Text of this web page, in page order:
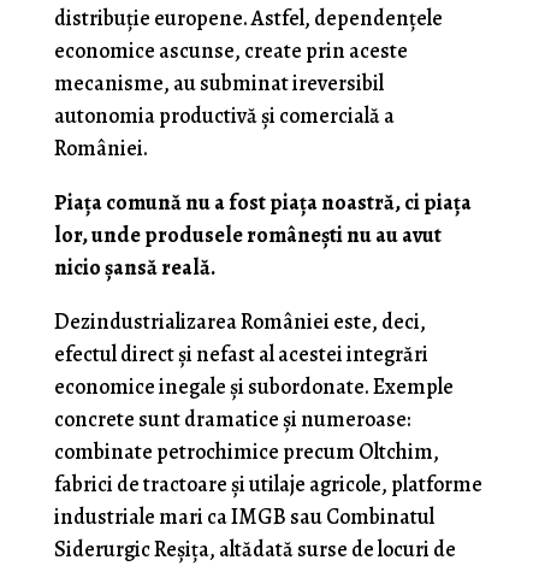
distribuție europene. Astfel, dependențele
economice ascunse, create prin aceste
mecanisme, au subminat ireversibil
autonomia productivă și comercială a
României.
Piața comună nu a fost piața noastră, ci piața
lor, unde produsele românești nu au avut
nicio șansă reală.
Dezindustrializarea României este, deci,
efectul direct și nefast al acestei integrări
economice inegale și subordonate. Exemple
concrete sunt dramatice și numeroase:
combinate petrochimice precum Oltchim,
fabrici de tractoare și utilaje agricole, platforme
industriale mari ca IMGB sau Combinatul
Siderurgic Reșița, altădată surse de locuri de